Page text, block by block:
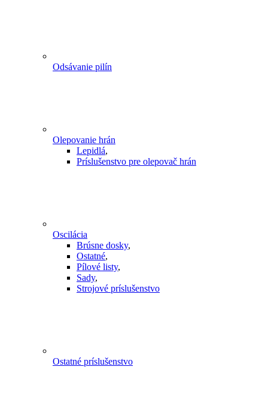
Odsávanie pilín
Olepovanie hrán
Lepidlá,
Príslušenstvo pre olepovač hrán
Oscilácia
Brúsne dosky,
Ostatné,
Pílové listy,
Sady,
Strojové príslušenstvo
Ostatné príslušenstvo